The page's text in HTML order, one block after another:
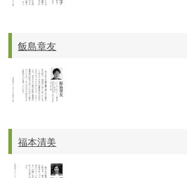
飯島章友
福本清美